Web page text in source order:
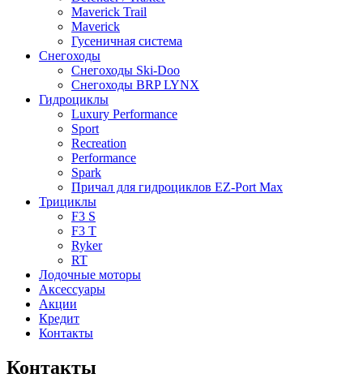
Maverick Trail
Maverick
Гусеничная система
Снегоходы
Снегоходы Ski-Doo
Снегоходы BRP LYNX
Гидроциклы
Luxury Performance
Sport
Recreation
Performance
Spark
Причал для гидроциклов EZ-Port Max
Трициклы
F3 S
F3 T
Ryker
RT
Лодочные моторы
Аксессуары
Акции
Кредит
Контакты
Контакты